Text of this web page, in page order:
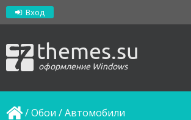
Вход
themes.su
оформление Windows
/Обои /Автомобили